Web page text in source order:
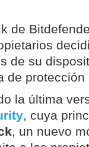
de
de su
de
la última
, cuya
, un nuevo